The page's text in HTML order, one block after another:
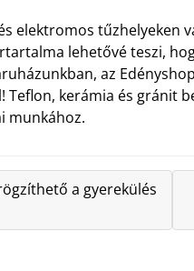
elektromos tűzhelyeken
lehetővé teszi,
az
Teflon, kerámia és gránit
munkához.
a gyerekülés